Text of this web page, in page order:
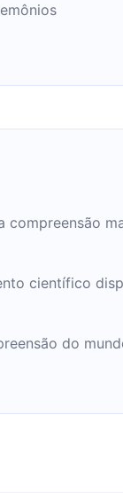
compreensão
científico
do